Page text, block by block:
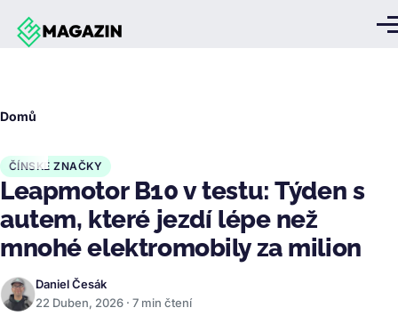
Přejít k hlavnímu obsahu
Domů
ČÍNSKÉ ZNAČKY
Leapmotor B10 v testu: Týden s
autem, které jezdí lépe než
mnohé elektromobily za milion
Daniel Česák
22 Duben, 2026 · 7 min čtení